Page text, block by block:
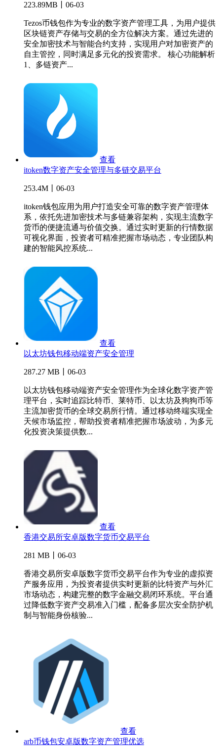
223.89MB丨06-03
Tezos币钱包作为专业的数字资产管理工具，为用户提供
区块链资产存储与交易的全方位解决方案。通过先进的
安全加密技术与智能合约支持，实现用户对加密资产的
自主管控，同时满足多元化的投资需求。 核心功能解析
1、多链资产...
查看
itoken数字资产安全管理与多链交易平台
253.4M丨06-03
itoken钱包应用为用户打造安全可靠的数字资产管理体
系，依托先进加密技术与多链兼容架构，实现主流数字
货币的便捷流通与价值交换。通过实时更新的行情数据
可视化界面，投资者可精准把握市场动态，专业团队构
建的智能风控系统...
查看
以太坊钱包移动端资产安全管理
287.27 MB丨06-03
以太坊钱包移动端资产安全管理作为全球化数字资产管
理平台，实时追踪比特币、莱特币、以太坊及狗狗币等
主流加密货币的全球交易所行情。通过移动终端实现全
天候市场监控，帮助投资者精准把握市场波动，为多元
化投资决策提供数...
查看
香港交易所安卓版数字货币交易平台
281 MB丨06-03
香港交易所安卓版数字货币交易平台作为专业的虚拟资
产服务应用，为投资者提供实时更新的比特资产与外汇
市场动态，构建完整的数字金融交易闭环系统。平台通
过降低数字资产交易准入门槛，配备多层次安全防护机
制与智能身份核验...
查看
arb币钱包安卓版数字资产管理优选